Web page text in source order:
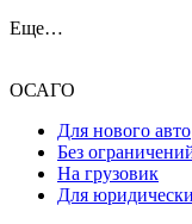
Еще…
ОСАГО
Для нового авто
Без
На грузовик
Для